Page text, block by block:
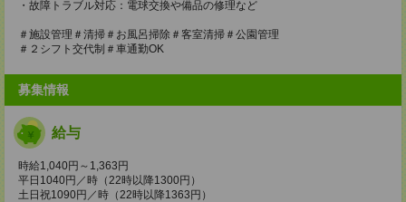
・故障トラブル対応：電球交換や備品の修理など
＃施設管理＃清掃＃お風呂掃除＃客室清掃＃公園管理
＃２シフト交代制＃車通勤OK
募集情報
給与
時給1,040円～1,363円
平日1040円／時（22時以降1300円）
土日祝1090円／時（22時以降1363円）